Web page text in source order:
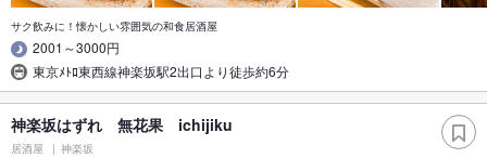
サク飲みに！懐かしい雰囲気の和食居酒屋
2001～3000円
東京ﾒﾄﾛ東西線神楽坂駅2出口より徒歩約6分
神楽坂はずれ 無花果 ichijiku
居酒屋 神楽坂